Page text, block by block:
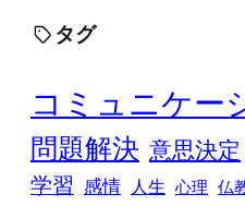
タグ
コミュニケー
問題解決 意思決定
学習
感情 人生 心理 仏